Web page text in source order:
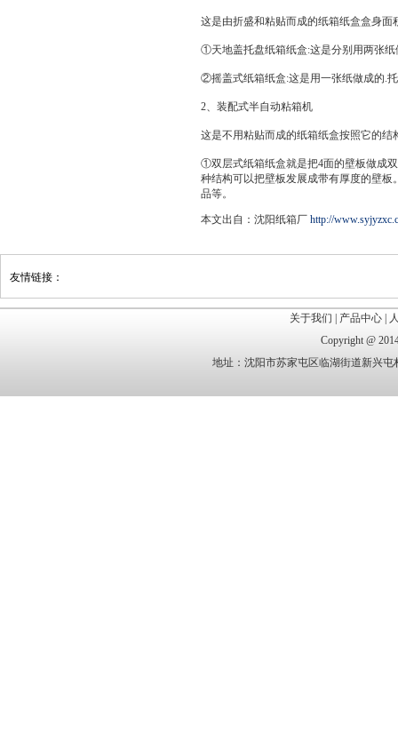
这是由折盛和粘贴而成的纸箱纸盒盒身面
①天地盖托盘纸箱纸盒:这是分别用两张
②摇盖式纸箱纸盒:这是用一张纸做成的.
2、装配式半自动粘箱机
这是不用粘贴而成的纸箱纸盒按照它的
①双层式纸箱纸盒就是把4面的壁板做成
种结构可以把壁板发展成带有厚度的壁
品等。
本文出自：沈阳纸箱厂 http://
友情链接：
关于我们 产品中心
Copyright @
地址：沈阳市苏家屯区临湖街道新兴屯